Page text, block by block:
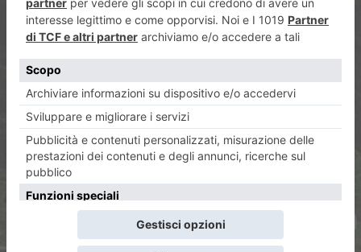
ARTICOLO SUCCESSIVO
“Attraverso Festival”, Vis à Vis
Oscar Farinetti e Aldo Cazzullo